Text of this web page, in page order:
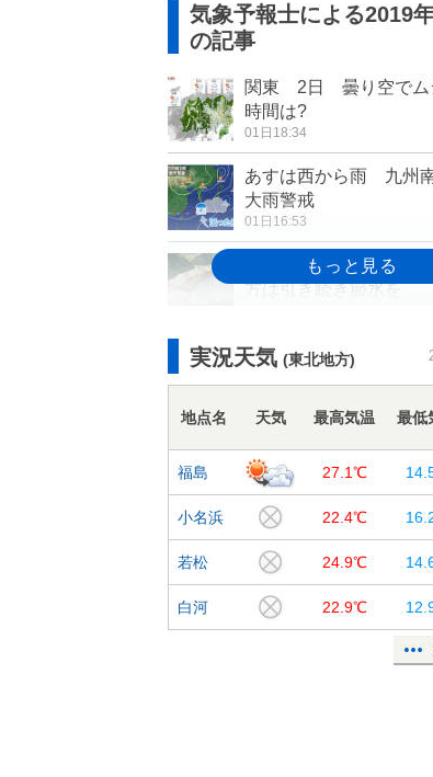
気象予報士による2019
の記事
関東 2日 曇り空で
時間は?
01日18:34
あすは西から雨 九州
大雨警戒
01日16:53
記録的少雨の九州は
方は引き続き節水を
令和最初の気象記念
100年以上の経験生か
すい防災情報へ
01日13:51
千葉県で震度4の地震
し
01日08:11
週末の天気 1日は広
実況天気 (東北地方)
地点名 天気 最高気温 最低
福島 27.1℃
小名浜 22.4℃
若松 24.9℃
白河 22.9℃